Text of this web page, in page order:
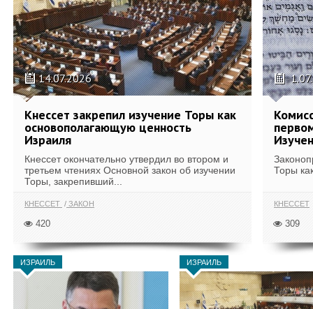
14.07.2026
Кнессет закрепил изучение Торы как
основополагающую ценность
Израиля
Кнессет окончательно утвердил во втором и
третьем чтениях Основной закон об изучении
Торы, закрепивший...
КНЕССЕТ ЗАКОН
420
Торы
КНЕССЕТ
309
ИЗРАИЛЬ ИЗРАИЛЬ